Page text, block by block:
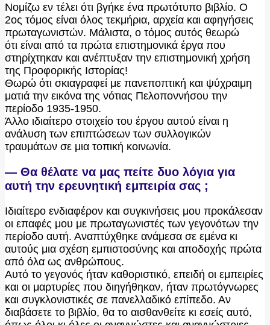
Νομίζω εν τέλει ότι βγήκε ένα πρωτότυπο βιβλίο. Ο
2ος τόμος είναι όλος τεκμήρια, αρχεία και αφηγήσεις
πρωταγωνιστών. Μάλιστα, ο τόμος αυτός θεωρώ
ότι είναι από τα πρώτα επιστημονικά έργα που
στηρίχτηκαν και ανέπτυξαν την επιστημονική χρήση
της Προφορικής Ιστορίας!
Θωρώ ότι σκιαγραφεί με πανεποπτική και ψύχραιμη
ματιά την εικόνα της νότιας Πελοποννήσου την
περίοδο 1935-1950.
Άλλο ιδιαίτερο στοιχείο του έργου αυτού είναι η
ανάλυση των επιπτώσεων των συλλογικών
τραυμάτων σε μια τοπική κοινωνία.
— Θα θέλατε να μας πείτε δυο λόγια για
αυτή την ερευνητική εμπειρία σας ;
Ιδιαίτερο ενδιαφέρον και συγκινήσεις μου προκάλεσαν
οι επαφές μου με πρωταγωνιστές των γεγονότων την
περίοδο αυτή. Αναπτύχθηκε ανάμεσα σε εμένα κι
αυτούς μια σχέση εμπιστοσύνης και αποδοχής πρώτα
από όλα ως ανθρώπους.
Αυτό το γεγονός ήταν καθοριστικό, επειδή οι εμπειρίες
και οι μαρτυρίες που διηγήθηκαν, ήταν πρωτόγνωρες
και συγκλονιστικές σε πανελλαδικό επίπεδο. Αν
διαβάσετε το βιβλίο, θα το αισθανθείτε κι εσείς αυτό,